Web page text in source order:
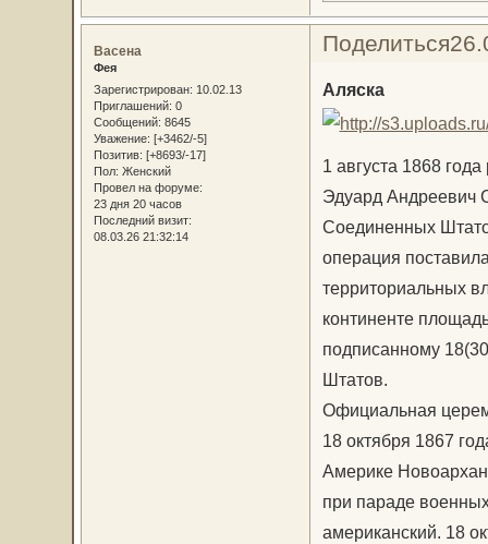
Поделиться
Васена
Фея
Зарегистрирован: 10.02.13
Приглашений: 0
Сообщений: 8645
Уважение: [+3462/-5]
Позитив: [+8693/-17]
Пол: Женский
Провел на форуме:
23 дня 20 часов
Последний визит:
08.03.26 21:32:14
Аляска
1 августа 1868
Эдуард Андреевич
Соединенных
операция
территориальных
континенте
подписанному
Штатов.
Официальная
18 октября 1867
Америке
при параде
американский. 18